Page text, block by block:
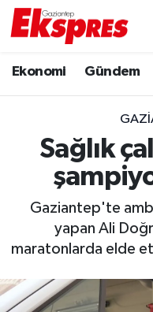
Ekonomi Gündem
Sağlık
Gaziantep'te
yapan Ali
maratonlarda elde
Ekonomi
Gaziantep son
Genel
Gündem
Kültür Sanat
Trafik Durumu
Puan Durumu ve
Tüm Manşetler
Son Dakika